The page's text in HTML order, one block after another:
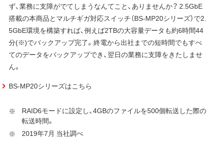
ず、業務に支障がでてしまうなんてこと、ありませんか？ 2.5GbE
搭載の本商品とマルチギガ対応スイッチ（BS-MP20シリーズ）で2.
5GbE環境を構築すれば、例えば2TBの大容量データも約6時間44
分(※)でバックアップ完了。終電から出社までの短時間でもすべ
てのデータをバックアップでき、翌日の業務に支障をきたしませ
ん。
BS-MP20シリーズはこちら
RAID6モードに設定し、4GBのファイルを500個転送した際の
転送時間。
2019年7月 当社調べ